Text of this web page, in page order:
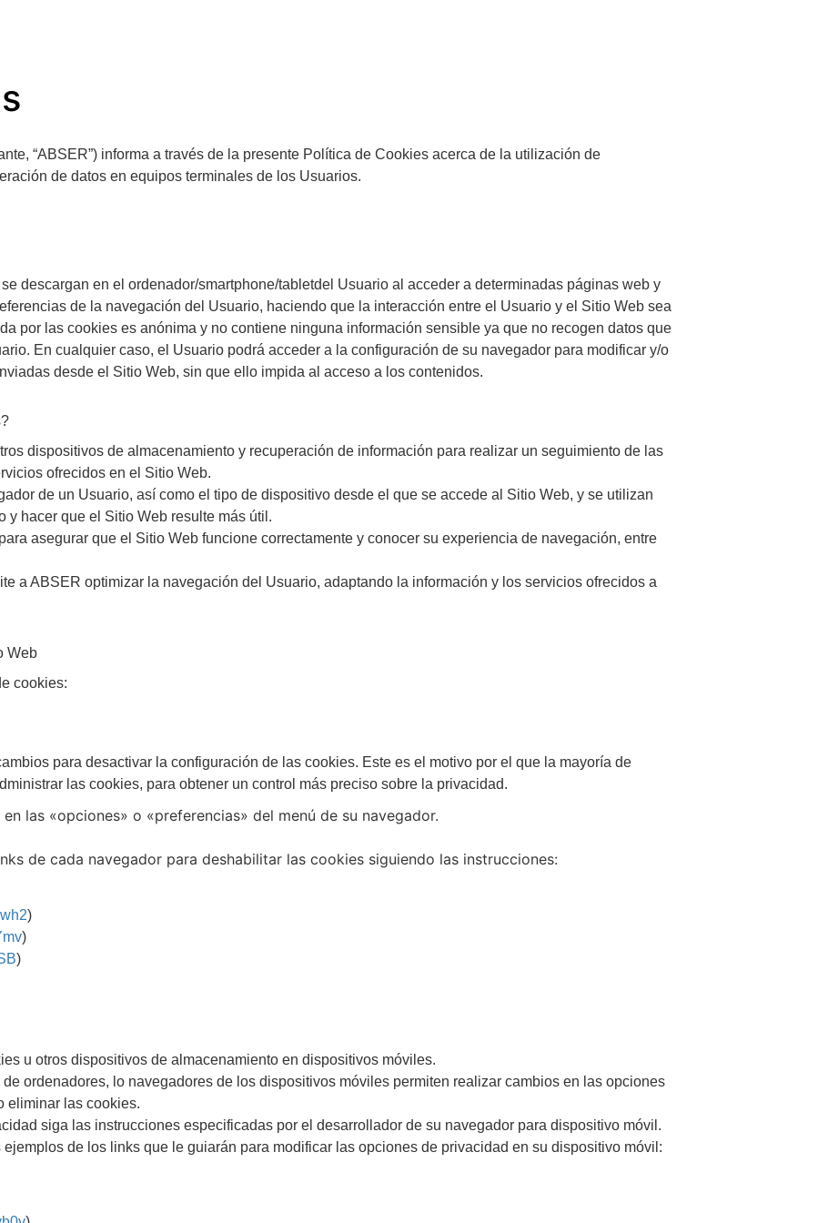
“ABSER”) informa a través de la presente Política de Cookies acerca de la utilización de
de datos en equipos terminales de los Usuarios.
descargan en el ordenador/smartphone/tabletdel Usuario al acceder a determinadas páginas web y
de la navegación del Usuario, haciendo que la interacción entre el Usuario y el Sitio Web sea
por las cookies es anónima y no contiene ninguna información sensible ya que no recogen datos que
En cualquier caso, el Usuario podrá acceder a la configuración de su navegador para modificar y/o
desde el Sitio Web, sin que ello impida al acceso a los contenidos.
dispositivos de almacenamiento y recuperación de información para realizar un seguimiento de las
ofrecidos en el Sitio Web.
de un Usuario, así como el tipo de dispositivo desde el que se accede al Sitio Web, y se utilizan
y hacer que el Sitio Web resulte más útil.
asegurar que el Sitio Web funcione correctamente y conocer su experiencia de navegación, entre
a ABSER optimizar la navegación del Usuario, adaptando la información y los servicios ofrecidos a
Web
cookies:
para desactivar la configuración de las cookies. Este es el motivo por el que la mayoría de
las cookies, para obtener un control más preciso sobre la privacidad.
las «opciones» o «preferencias» del menú de su navegador.
de cada navegador para deshabilitar las cookies siguiendo las instrucciones:
)
)
)
u otros dispositivos de almacenamiento en dispositivos móviles.
ordenadores, lo navegadores de los dispositivos móviles permiten realizar cambios en las opciones
eliminar las cookies.
siga las instrucciones especificadas por el desarrollador de su navegador para dispositivo móvil.
de los links que le guiarán para modificar las opciones de privacidad en su dispositivo móvil: